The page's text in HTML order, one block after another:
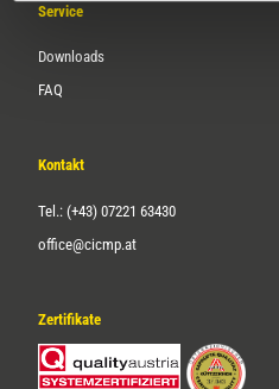
Service
Downloads
FAQ
Kontakt
Tel.: (+43) 07221 63430
office@cicmp.at
Zertifikate